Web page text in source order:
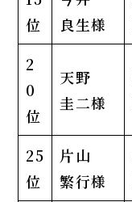
位
良生様
2
0
位
天野
圭二様
25
位
片山
繁行様